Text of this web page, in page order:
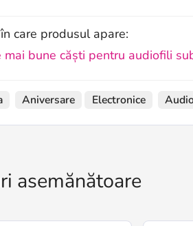
care produsul apare:
mai bune căști pentru audiofili
Aniversare Electronice
asemănătoare